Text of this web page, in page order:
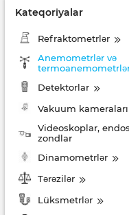
Kateqoriyalar
Refraktometrlər
Anemometrlər və
Detektorlar
Vakuum kameraları
Videoskoplar,
zondlar
Dinamometrlər
Tərəzilər
Lüksmetrlər